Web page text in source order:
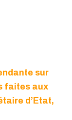
sur
faites aux
d’Etat,